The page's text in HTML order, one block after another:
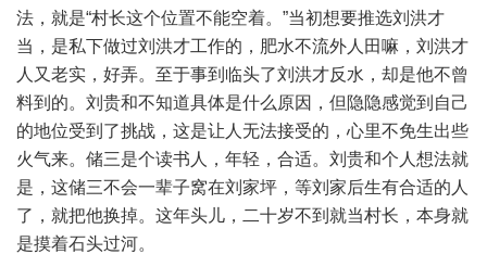
法，就是“村长这个位置不能空着。”当初想要推选刘洪才
当，是私下做过刘洪才工作的，肥水不流外人田嘛，刘洪才
人又老实，好弄。至于事到临头了刘洪才反水，却是他不曾
料到的。刘贵和不知道具体是什么原因，但隐隐感觉到自己
的地位受到了挑战，这是让人无法接受的，心里不免生出些
火气来。储三是个读书人，年轻，合适。刘贵和个人想法就
是，这储三不会一辈子窝在刘家坪，等刘家后生有合适的人
了，就把他换掉。这年头儿，二十岁不到就当村长，本身就
是摸着石头过河。